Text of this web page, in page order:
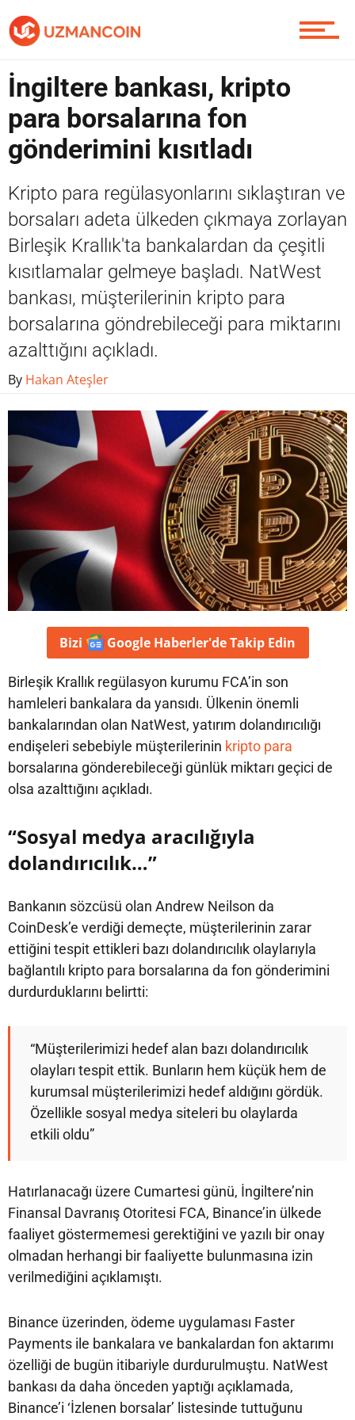
Piyasa
Soru Sor
Contact / İletişim
İngiltere bankası, kripto
para borsalarına fon
gönderimini kısıtladı
Kripto para regülasyonlarını sıklaştıran ve
borsaları adeta ülkeden çıkmaya zorlayan
Birleşik Krallık'ta bankalardan da çeşitli
kısıtlamalar gelmeye başladı. NatWest
bankası, müşterilerinin kripto para
borsalarına göndrebileceği para miktarını
azalttığını açıkladı.
By Hakan Ateşler
Bizi Google Haberler'deTakip Edin
Birleşik Krallık regülasyon kurumu FCA’in son
hamleleri bankalara da yansıdı. Ülkenin önemli
bankalarından olan NatWest, yatırım dolandırıcılığı
endişeleri sebebiyle müşterilerinin kripto para
borsalarına gönderebileceği günlük miktarı geçici de
olsa azalttığını açıkladı.
“Sosyal medya aracılığıyla
dolandırıcılık…”
Bankanın sözcüsü olan Andrew Neilson da
CoinDesk’e verdiği demeçte, müşterilerinin zarar
ettiğini tespit ettikleri bazı dolandırıcılık olaylarıyla
bağlantılı kripto para borsalarına da fon gönderimini
durdurduklarını belirtti:
“Müşterilerimizi hedef alan bazı dolandırıcılık
olayları tespit ettik. Bunların hem küçük hem de
kurumsal müşterilerimizi hedef aldığını gördük.
Özellikle sosyal medya siteleri bu olaylarda
etkili oldu”
Hatırlanacağı üzere Cumartesi günü, İngiltere’nin
Finansal Davranış Otoritesi FCA, Binance’in ülkede
faaliyet göstermemesi gerektiğini ve yazılı bir onay
olmadan herhangi bir faaliyette bulunmasına izin
verilmediğini açıklamıştı.
Binance üzerinden, ödeme uygulaması Faster
Payments ile bankalara ve bankalardan fon aktarımı
özelliği de bugün itibariyle durdurulmuştu. NatWest
bankası da daha önceden yaptığı açıklamada,
Binance’i ‘İzlenen borsalar’ listesinde tuttuğunu